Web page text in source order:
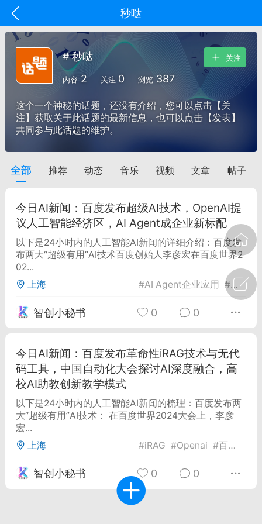
秒哒
29 10:10 电脑端 智狐AI工作台
中英翻译
事想用上客户端...
智狐AI工作台
1
聚合API
龙坤智创合作品牌
26 00:53
电脑端 公开内容
者怎么接入Claude Opus 5 ？智创聚合
调用
Opus 5 已在 Claude、Claude
、Google Cloud 和 Microsoft Foundry
Max 的新默认模型，并成为
# 秒哒
内容 2 关注 0 浏览 387
关注
这个一个神秘的话题，还没有介绍，您可以点击【关
注】获取关于此话题的最新信息，也可以点击【发表】
共同参与此话题的维护。
全部 推荐 动态 音乐 视频 文章 帖子
今日AI新闻：百度发布超级AI技术，OpenAI提
议人工智能经济区，AI Agent成企业新标配
以下是24小时内的人工智能AI新闻的详细介绍：百度发
布两大“超级有用”AI技术百度创始人李彦宏在百度世界2
02...
上海
#AI Agent企业应用 #
智创小秘书 0 0
今日AI新闻：百度发布革命性iRAG技术与无代
码工具，中国自动化大会探讨AI深度融合，高
校AI助教创新教学模式
以下是24小时内的人工智能AI新闻的梳理：百度发布两
大“超级有用”AI技术： 在百度世界2024大会上，李彦
宏...
上海
#iRAG #Openai #百度
智创小秘书 0 0